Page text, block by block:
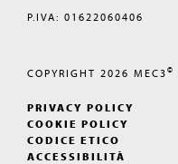
P.IVA: 01622060406
COPYRIGHT 2026 MEC3©
PRIVACY POLICY
COOKIE POLICY
CODICE ETICO
ACCESSIBILITÀ